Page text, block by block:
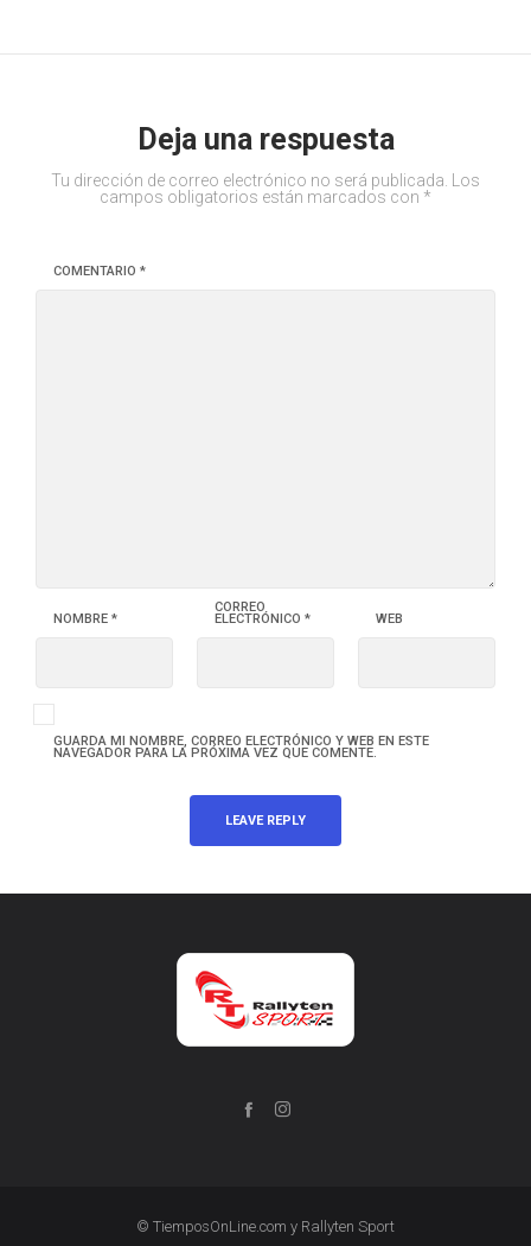
Deja una respuesta
Tu dirección de correo electrónico no será publicada.
Los
campos obligatorios están marcados con *
COMENTARIO *
NOMBRE *
CORREO
ELECTRÓNICO * WEB
GUARDA MI NOMBRE, CORREO ELECTRÓNICO Y WEB EN ESTE
NAVEGADOR PARA LA PRÓXIMA VEZ QUE COMENTE.
© TiemposOnLine.com y Rallyten Sport